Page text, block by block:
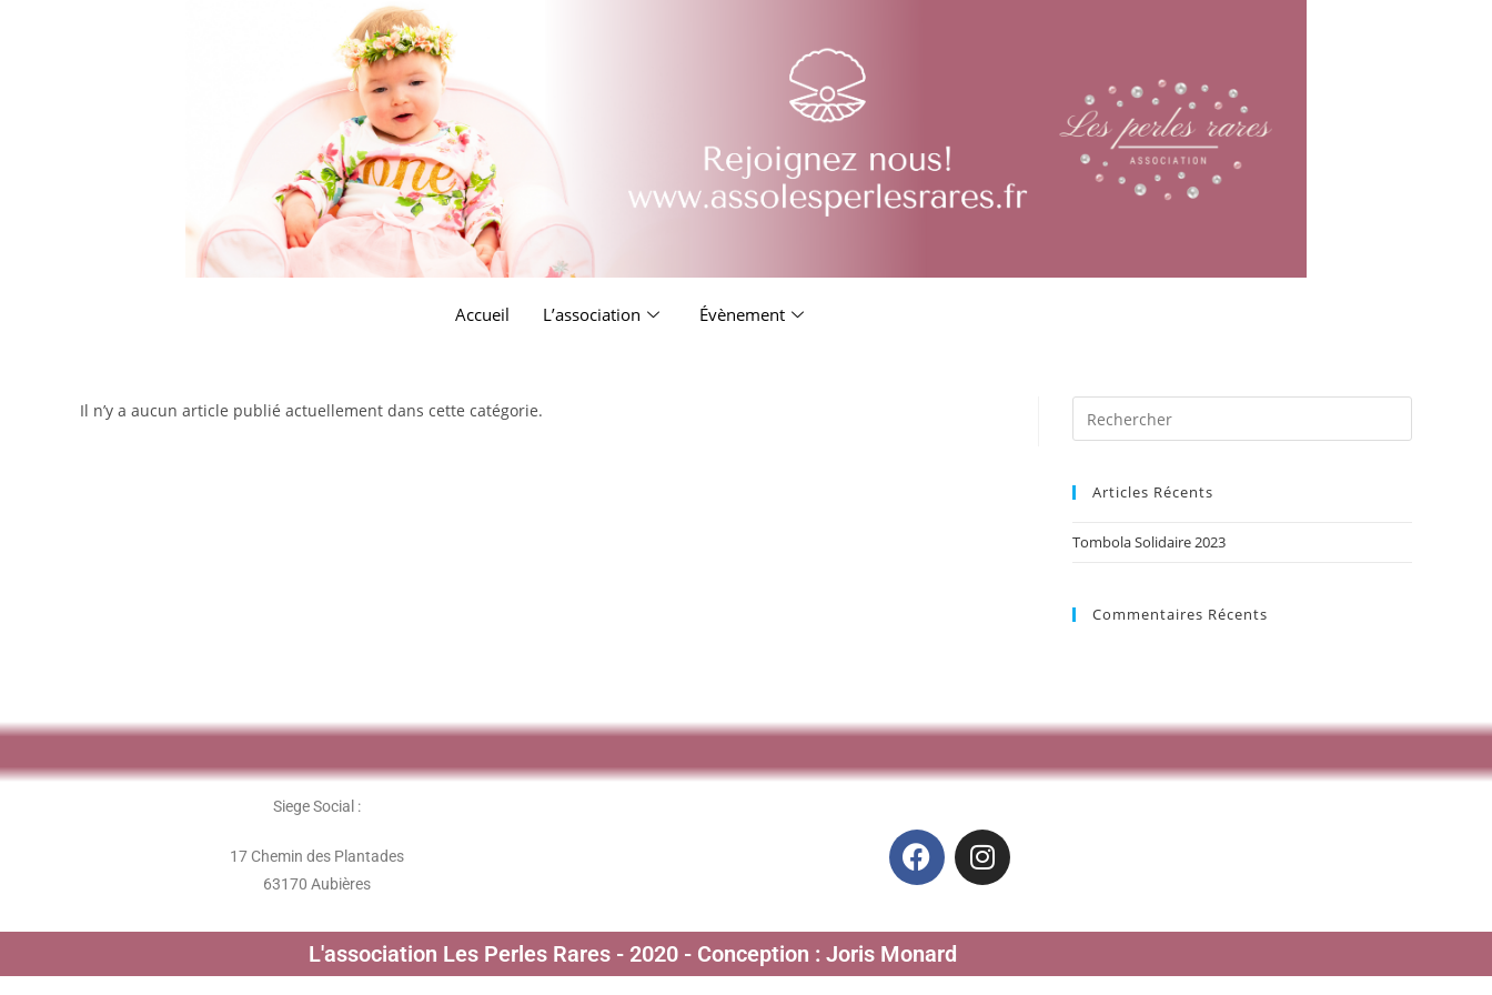
Accueil L’association Évènement
Il n’y a aucun article publié actuellement dans cette catégorie.
Articles Récents
Tombola Solidaire 2023
Commentaires Récents
Siege Social :
17 Chemin des Plantades
63170 Aubières
L'association Les Perles Rares - 2020 - Conception : Joris Monard